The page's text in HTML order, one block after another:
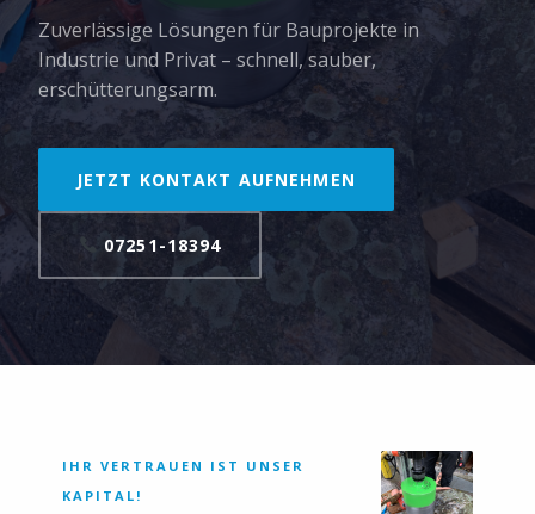
Zuverlässige Lösungen für Bauprojekte in
Industrie und Privat – schnell, sauber,
erschütterungsarm.
JETZT KONTAKT AUFNEHMEN
07251-18394
IHR VERTRAUEN IST UNSER
KAPITAL!